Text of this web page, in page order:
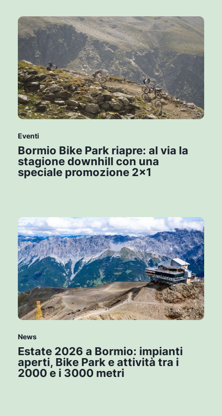
Eventi
Bormio Bike Park riapre: al via la
stagione downhill con una
speciale promozione 2x1
News
Estate 2026 a Bormio: impianti
aperti, Bike Park e attività tra i
2000 e i 3000 metri